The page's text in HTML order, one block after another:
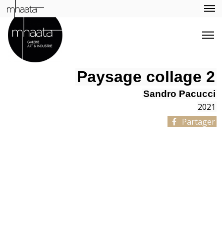
Paysage collage 2
Sandro Pacucci
2021
Partager